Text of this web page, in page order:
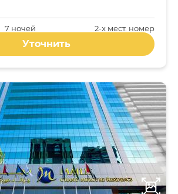
2-x мест. номер
7 ночей
Уточнить